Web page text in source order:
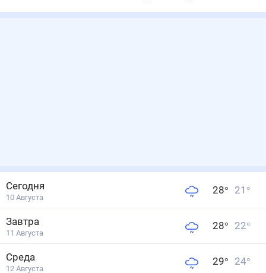
Сегодня
10 Августа
28° 21 °
Завтра
11 Августа
28° 22°
Среда
12 Августа
29° 24°